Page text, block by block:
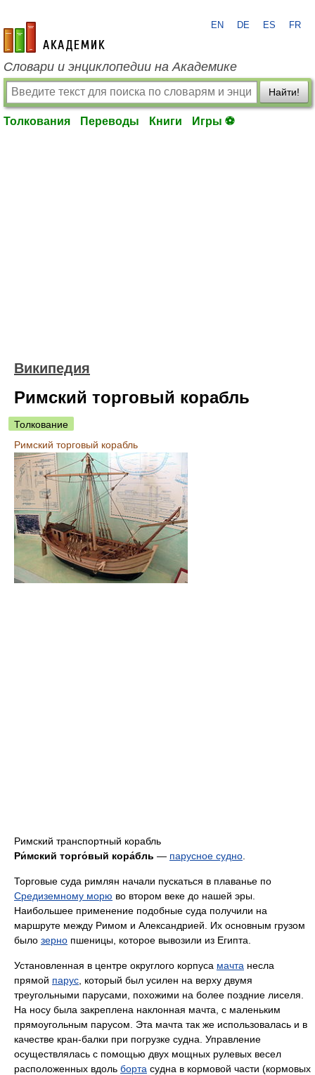
academic.ru
EN DE ES FR
Словари и энциклопедии на Академике
Найти!
Толкования Переводы Книги Игры ⚽
Википедия
Римский торговый корабль
Толкование
Римский торговый корабль
Римский транспортный корабль
Ри́мский торго́вый кора́бль — парусное судно
Торговые суда римлян начали пускаться в плаванье по
Средиземному морю во втором веке до нашей эры.
Наибольшее применение подобные суда получили на
маршруте между Римом и Александрией. Их основным грузом
было зерно пшеницы, которое вывозили из Египта.
Установленная в центре округлого корпуса мачта несла
прямой парус , который был усилен на верху двумя
треугольными парусами, похожими на более поздние лиселя.
На носу была закреплена наклонная мачта, с маленьким
прямоугольным парусом. Эта мачта так же использовалась и в
качестве кран-балки при погрузке судна. Управление
осуществлялась с помощью двух мощных рулевых весел
расположенных вдоль борта судна в кормовой части (кормовых